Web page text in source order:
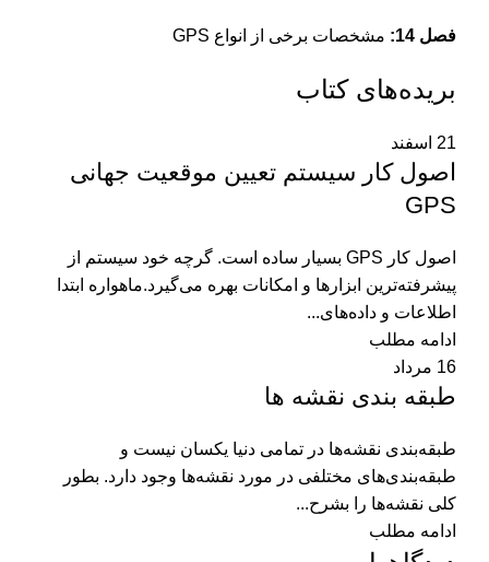
فصل 14: مشخصات برخی از انواع GPS
بریده‌های کتاب
21 اسفند
اصول کار سیستم تعیین موقعیت جهانی
GPS
اصول کار GPS بسیار ساده است. گرچه خود سیستم از
پیشرفته‌ترین ابزارها و امکانات بهره می‌گیرد.ماهواره ابتدا
اطلاعات و داده‌های...
ادامه مطلب
16 مرداد
طبقه‌ بندی نقشه‌ ها
طبقه‌بندی نقشه‌ها در تمامی دنیا یکسان نیست و
طبقه‌بندی‌های مختلفی در مورد نقشه‌ها وجود دارد. بطور
کلی نقشه‌ها را بشرح...
ادامه مطلب